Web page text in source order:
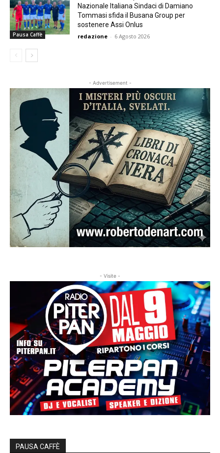
Pausa Caffè
Nazionale Italiana Sindaci di Damiano
Tommasi sfida il Busana Group per
sostenere Assi Onlus
redazione - 6 Agosto 2026
- Advertisement -
- Visite -
PAUSA CAFFÈ